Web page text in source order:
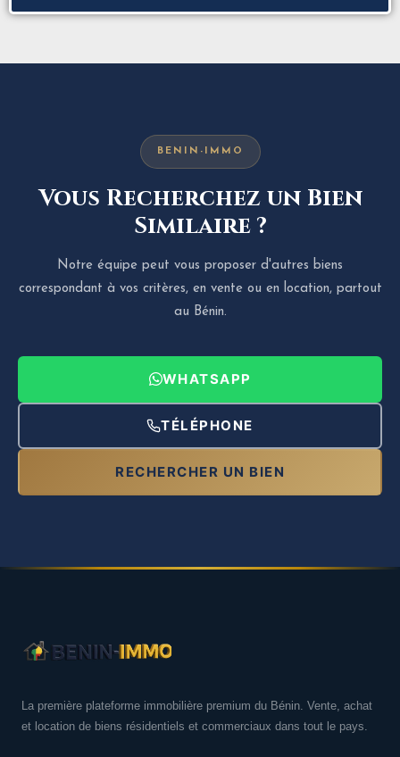
BENIN-IMMO
Vous Recherchez un Bien
Similaire ?
Notre équipe peut vous proposer d'autres biens
correspondant à vos critères, en vente ou en location, partout
au Bénin.
WHATSAPP
TÉLÉPHONE
RECHERCHER UN BIEN
La première plateforme immobilière premium du Bénin. Vente, achat
et location de biens résidentiels et commerciaux dans tout le pays.